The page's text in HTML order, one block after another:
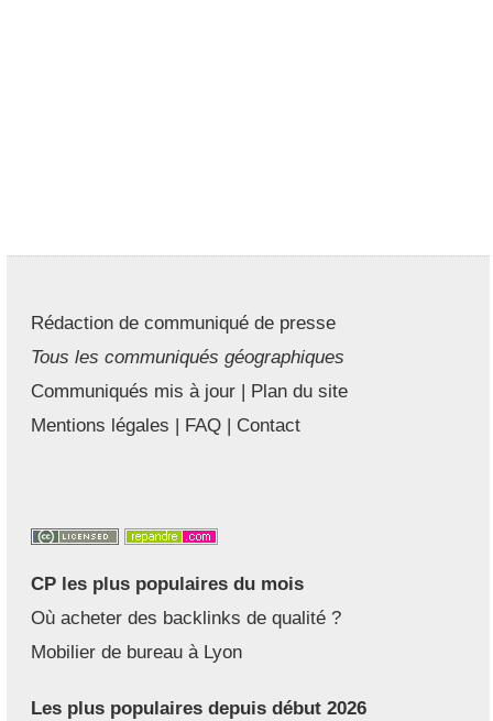
Rédaction de communiqué de presse
Tous les communiqués géographiques
Communiqués mis à jour | Plan du site
Mentions légales | FAQ | Contact
CP les plus populaires du mois
Où acheter des backlinks de qualité ?
Mobilier de bureau à Lyon
Les plus populaires depuis début 2026